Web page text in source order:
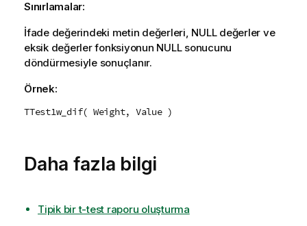
Sınırlamalar:
İfade değerindeki metin değerleri, NULLdeğerler ve
eksik değerler fonksiyonun NULLsonucunu
döndürmesiyle sonuçlanır.
Örnek:
TTest1w_dif( Weight, Value )
Daha fazla bilgi
Tipik bir t-test raporu oluşturma